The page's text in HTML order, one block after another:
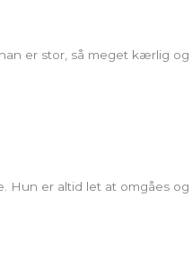
er stor, så meget kærlig og
Hun er altid let at omgåes og